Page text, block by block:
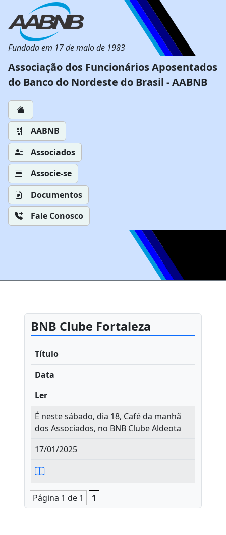
Fundada em 17 de maio de 1983
Associação dos Funcionários Aposentados
do Banco do Nordeste do Brasil - AABNB
AABNB
Associados
Associe-se
Documentos
Fale Conosco
BNB Clube Fortaleza
Título
Data
Ler
É neste sábado, dia 18, Café da manhã
dos Associados, no BNB Clube Aldeota
17/01/2025
Página 1 de 1 1